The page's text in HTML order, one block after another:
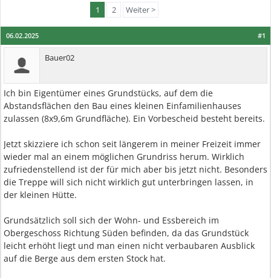
1 2 Weiter >
#1
06.02.2025
Bauer02
Ich bin Eigentümer eines Grundstücks, auf dem die
Abstandsflächen den Bau eines kleinen Einfamilienhauses
zulassen (8x9,6m Grundfläche). Ein Vorbescheid besteht bereits.
Jetzt skizziere ich schon seit längerem in meiner Freizeit immer
wieder mal an einem möglichen Grundriss herum. Wirklich
zufriedenstellend ist der für mich aber bis jetzt nicht. Besonders
die Treppe will sich nicht wirklich gut unterbringen lassen, in
der kleinen Hütte.
Grundsätzlich soll sich der Wohn- und Essbereich im
Obergeschoss Richtung Süden befinden, da das Grundstück
leicht erhöht liegt und man einen nicht verbaubaren Ausblick
auf die Berge aus dem ersten Stock hat.